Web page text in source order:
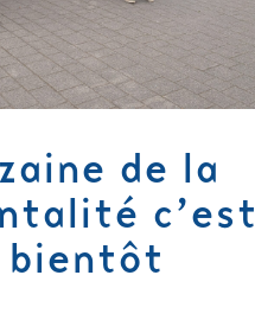
de la
c’est
bientôt